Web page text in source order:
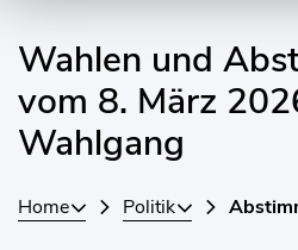
Wahlen und
vom 8. März
Wahlgang
Home Politik
Zugehörige Objekte